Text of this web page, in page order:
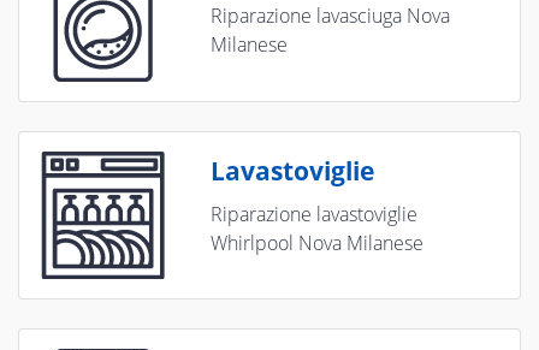
Riparazione lavasciuga Nova
Milanese
Lavastoviglie
Riparazione lavastoviglie
Whirlpool Nova Milanese